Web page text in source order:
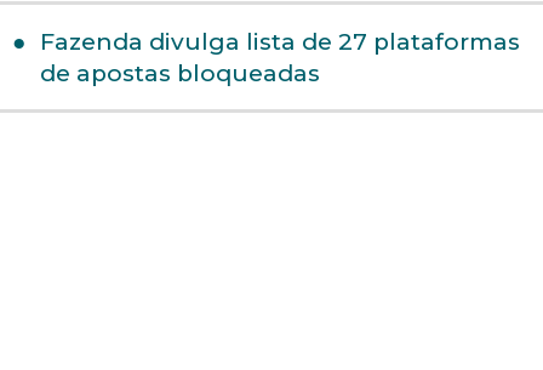
Fazenda divulga lista de 27 plataformas
de apostas bloqueadas